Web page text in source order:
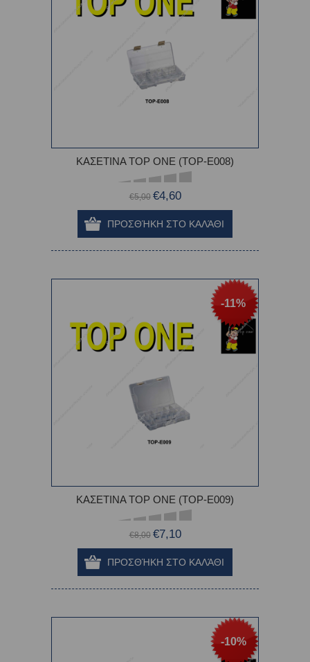
ΚΑΣΕΤΙΝΑ TOP ONE (TOP-E008)
€5,00 €4,60
-11%
ΚΑΣΕΤΙΝΑ TOP ONE (TOP-E009)
€8,00 €7,10
-10%